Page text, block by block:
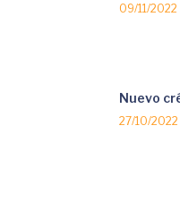
09/11/2022
Nuevo
27/10/2022